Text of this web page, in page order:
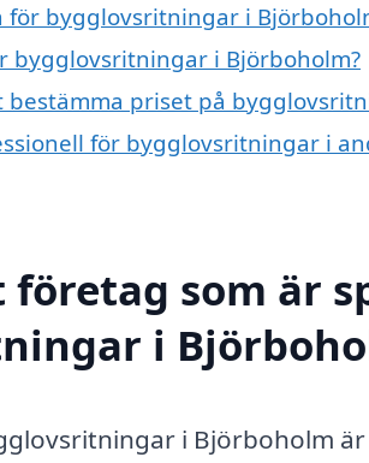
för bygglovsritningar i
bygglovsritningar i Björboholm?
priset på
för bygglovsritningar i
företag som är
i
i Björboholm